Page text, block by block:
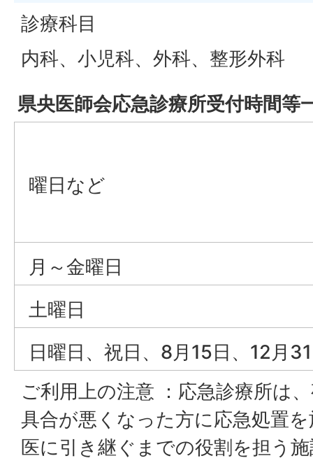
診療科目
内科、小児科、外科、整形外科
県央医師会応急診療所受付時間等
曜日など
月～金曜日
土曜日
日曜日、祝日、8月15日、12月
ご利用上の注意 ：応急診療所は
具合が悪くなった方に応急処置
医に引き継ぐまでの役割を担う